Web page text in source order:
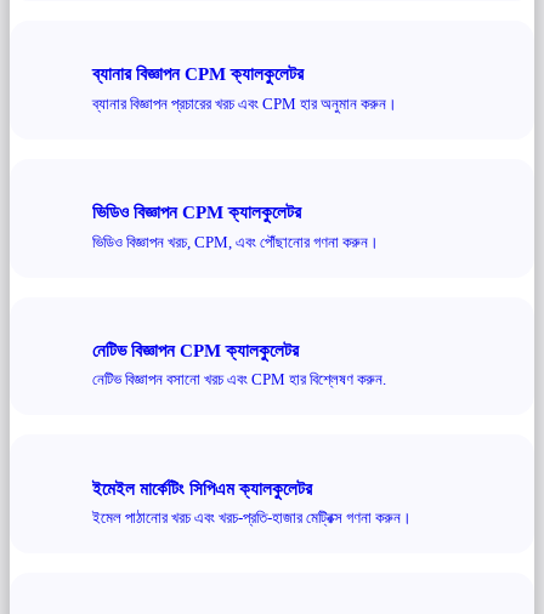
ব্যানার বিজ্ঞাপন CPM ক্যালকুলেটর
ব্যানার বিজ্ঞাপন প্রচারের খরচ এবং CPM হার অনুমান করুন।
ভিডিও বিজ্ঞাপন CPM ক্যালকুলেটর
ভিডিও বিজ্ঞাপন খরচ, CPM, এবং পৌঁছানোর গণনা করুন।
নেটিভ বিজ্ঞাপন CPM ক্যালকুলেটর
নেটিভ বিজ্ঞাপন বসানো খরচ এবং CPM হার বিশ্লেষণ করুন.
ইমেইল মার্কেটিং সিপিএম ক্যালকুলেটর
ইমেল পাঠানোর খরচ এবং খরচ-প্রতি-হাজার মেট্রিক্স গণনা করুন।